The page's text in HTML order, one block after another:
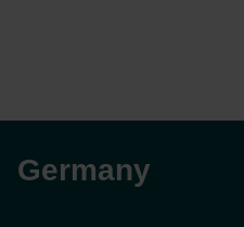
Germany